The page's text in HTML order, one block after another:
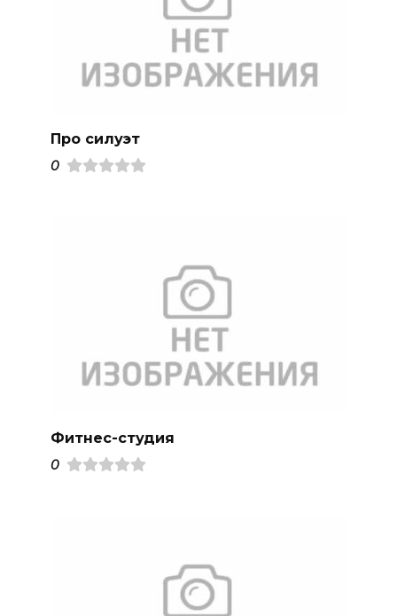
Про силуэт
0
Фитнес-студия
0